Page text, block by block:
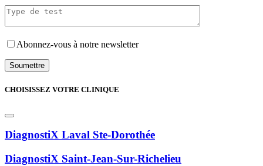
Abonnez-vous à notre newsletter
CHOISISSEZ VOTRE CLINIQUE
DiagnostiX Laval Ste-Dorothée
DiagnostiX Saint-Jean-Sur-Richelieu